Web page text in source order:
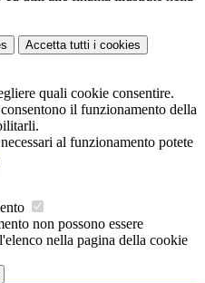
Accetta tutti i cookies
quali cookie consentire.
il funzionamento della
al funzionamento potete
non possono essere
nella pagina della cookie